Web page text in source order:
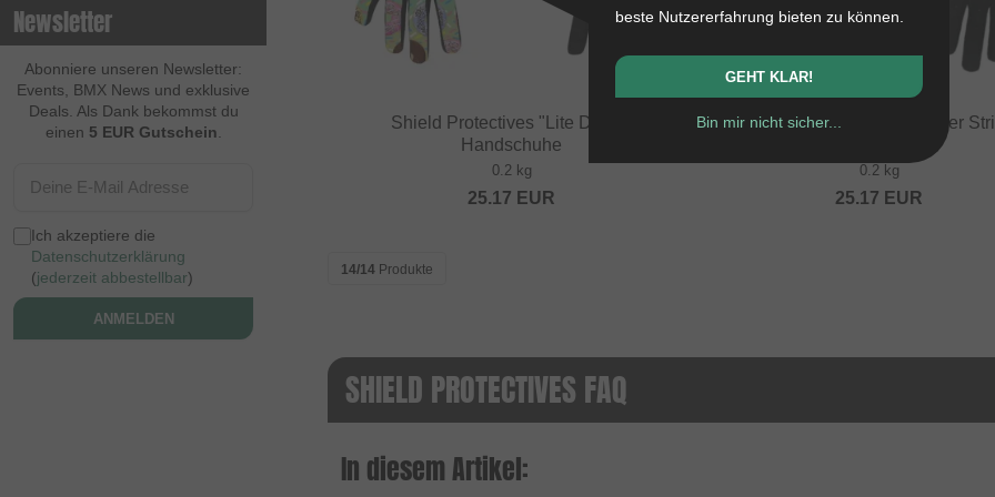
Contec
Continental
Cream BMX Magazine
Cult
Cycle Training
Demolition
Dia Tech
Newsletter
Abonniere unseren Newsletter:
Events, BMX News und exklusive
Deals. Als Dank bekommst du
einen 5 EUR Gutschein
Ich akzeptiere die
Datenschutzerklärung
(jederzeit abbestellbar)
ANMELDEN
Shield Protectives "Lite Donut"
Handschuhe
0.2 kg
25.17 EUR
Shield Protectives "Lite Tiger
0.2 kg
25.17 EUR
14/14 Produkte
SHIELD PROTECTIVES FAQ
In diesem Artikel:
beste Nutzererfahrung bieten zu können.
GEHT KLAR!
Bin mir nicht sicher...